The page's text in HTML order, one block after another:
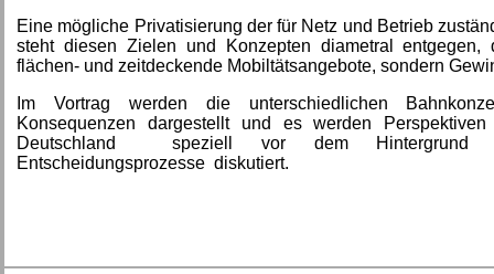
Eine mögliche Privatisierung der für Netz und Betrieb
steht diesen Zielen und Konzepten diametral
flächen- und zeitdeckende Mobiltätsangebote, sondern
Im Vortrag werden die unterschiedlichen
Konsequenzen dargestellt und es werden
Deutschland speziell vor dem Hintergrund
Entscheidungsprozesse diskutiert.